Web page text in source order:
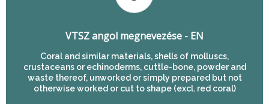
VTSZ angol megnevezése - EN
Coral and similar materials, shells of molluscs,
crustaceans or echinoderms, cuttle-bone, powder and
waste thereof, unworked or simply prepared but not
otherwise worked or cut to shape (excl. red coral)